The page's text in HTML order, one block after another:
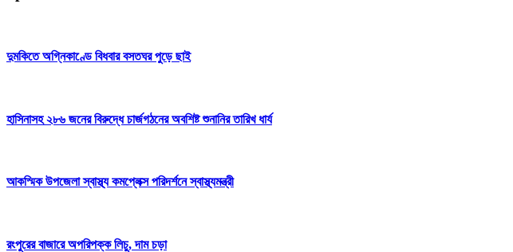
দুমকিতে অগ্নিকাণ্ডে বিধবার বসতঘর পুড়ে ছাই
হাসিনাসহ ২৮৬ জনের বিরুদ্ধে চার্জগঠনের অবশিষ্ট শুনানির তারিখ ধার্য
আকস্মিক উপজেলা স্বাস্থ্য কমপ্লেক্স পরিদর্শনে স্বাস্থ্যমন্ত্রী
রংপুরের বাজারে অপরিপক্ক লিচু, দাম চড়া